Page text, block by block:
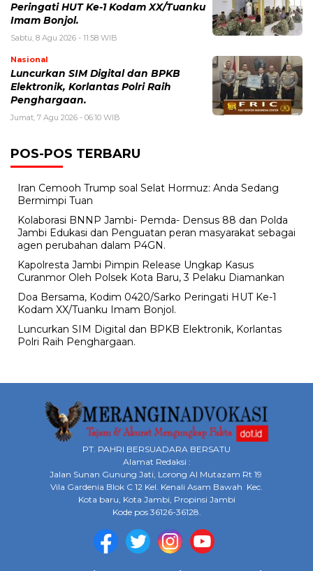
Peringati HUT Ke-1 Kodam XX/Tuanku
Imam Bonjol.
Sabtu, 8 Agu 2026 - 11:58 WIB
Nasional
Luncurkan SIM Digital dan BPKB
Elektronik, Korlantas Polri Raih
Penghargaan.
Jumat, 7 Agu 2026 - 06:10 WIB
POS-POS TERBARU
Iran Cemooh Trump soal Selat Hormuz: Anda Sedang
Bermimpi Tuan
Kolaborasi BNNP Jambi- Pemda- Densus 88 dan Polda
Jambi Edukasi dan Penguatan peran masyarakat sebagai
agen perubahan dalam P4GN.
Kapolresta Jambi Pimpin Release Ungkap Kasus
Curanmor Oleh Polsek Kota Baru, 3 Pelaku Diamankan
Doa Bersama, Kodim 0420/Sarko Peringati HUT Ke-1
Kodam XX/Tuanku Imam Bonjol.
Luncurkan SIM Digital dan BPKB Elektronik, Korlantas
Polri Raih Penghargaan.
PT. PAHRI BERSUADARA BERSATU
Alamat Redaksi :
Jalan Sunan Gunung Jati, Lorong Al Mutazam Rt 19
Vila Gardenia Blok C 12 Kel. Kenali Asam Bawah Kec.
Kota baru, Kota Jambi, Propinsi Jambi
Kode pos 36126-36128.